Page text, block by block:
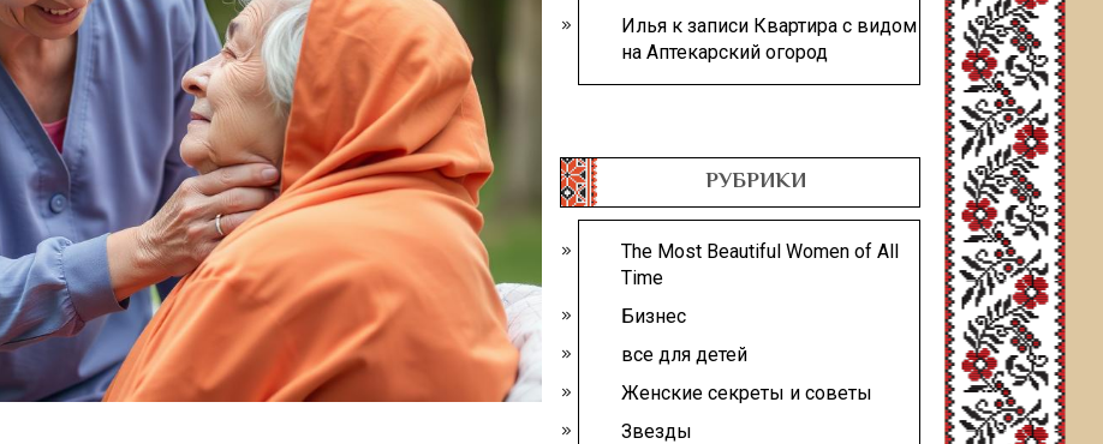
Илья к записи Квартира с видом
на Аптекарский огород
РУБРИКИ
The Most Beautiful Women of All
Time
Бизнес
все для детей
Женские секреты и советы
Звезды